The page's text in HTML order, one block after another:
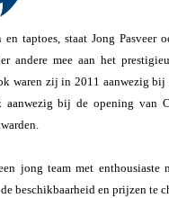
en taptoes, staat Jong
andere mee aan het
waren zij in 2011 aanwezig
aanwezig bij de opening
jong team met enthousiaste
beschikbaarheid en prijzen te